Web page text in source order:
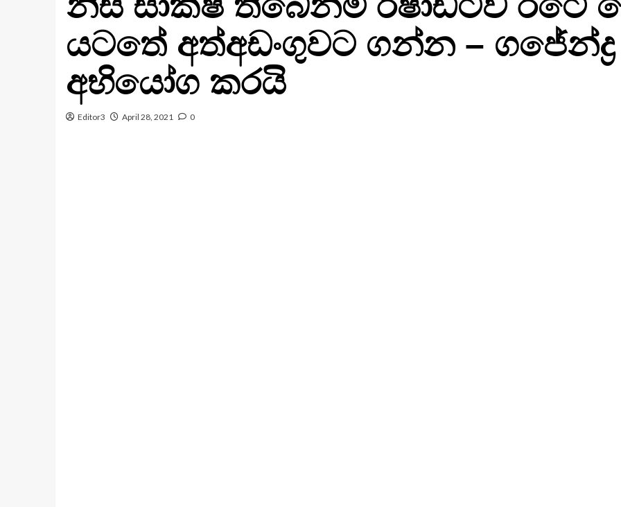
යටතේ අත්අඩංගුවට ගන්න –
අභියෝග කරයි
Editor3 April 28, 2021 0